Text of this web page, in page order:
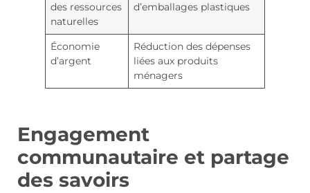
des ressources
naturelles
d’emballages plastiques
Économie
d’argent
Réduction des dépenses
liées aux produits
ménagers
Engagement
communautaire et partage
des savoirs